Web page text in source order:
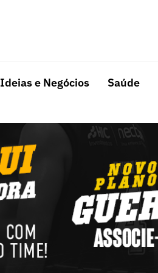
Ideias e Negócios Saúde